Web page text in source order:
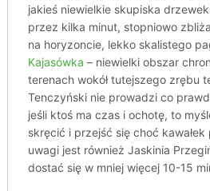
jakieś niewielkie skupiska
przez kilka minut, stopniowo
na horyzoncie, lekko skalistego
Kajasówka – niewielki obszar
terenach wokół tutejszego zrębu
Tenczyński nie prowadzi co
jeśli ktoś ma czas i ochotę, to
skręcić i przejść się choć
uwagi jest również Jaskinia
dostać się w mniej więcej 10-15